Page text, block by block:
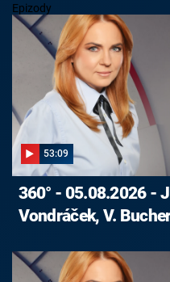
Epizody
53:09
360° - 05.08.2026 -
Vondráček, V.